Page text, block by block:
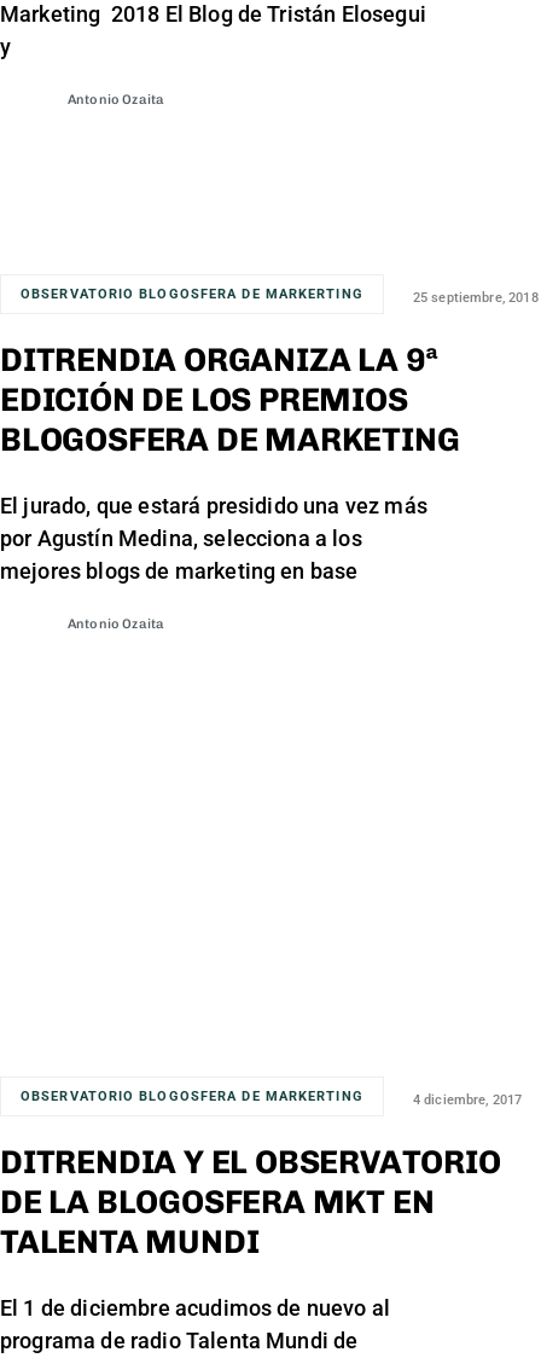
Marketing 2018 El Blog de Tristán Elosegui
y
Antonio Ozaita
OBSERVATORIO BLOGOSFERA DE MARKERTING 25 septiembre, 2018
DITRENDIA ORGANIZA LA 9ª
EDICIÓN DE LOS PREMIOS
BLOGOSFERA DE MARKETING
El jurado, que estará presidido una vez más
por Agustín Medina, selecciona a los
mejores blogs de marketing en base
Antonio Ozaita
OBSERVATORIO BLOGOSFERA DE MARKERTING 4 diciembre, 2017
DITRENDIA Y EL OBSERVATORIO
DE LA BLOGOSFERA MKT EN
TALENTA MUNDI
El 1 de diciembre acudimos de nuevo al
programa de radio Talenta Mundi de